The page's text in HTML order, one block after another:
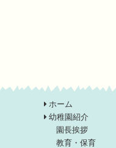
ホーム
幼稚園紹介
園長挨拶
教育・保育